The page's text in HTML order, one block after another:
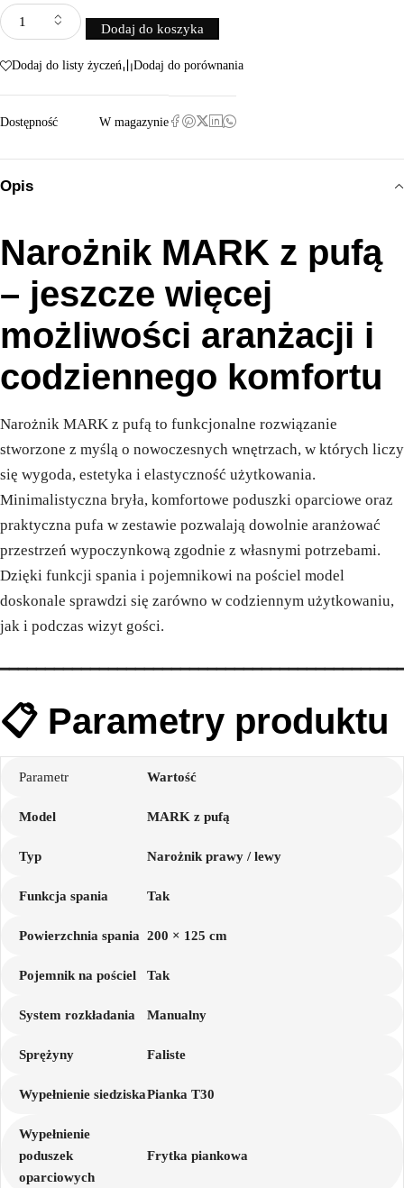
Dodaj do koszyka
Dodaj do listy życzeń Dodaj do porównania
Dostępność W magazynie
Opis
Narożnik MARK z pufą
– jeszcze więcej
możliwości aranżacji i
codziennego komfortu
Narożnik MARK z pufą to funkcjonalne rozwiązanie
stworzone z myślą o nowoczesnych wnętrzach, w których liczy
się wygoda, estetyka i elastyczność użytkowania.
Minimalistyczna bryła, komfortowe poduszki oparciowe oraz
praktyczna pufa w zestawie pozwalają dowolnie aranżować
przestrzeń wypoczynkową zgodnie z własnymi potrzebami.
Dzięki funkcji spania i pojemnikowi na pościel model
doskonale sprawdzi się zarówno w codziennym użytkowaniu,
jak i podczas wizyt gości.
📋 Parametry produktu
Parametr Wartość
Model MARK z pufą
Typ Narożnik prawy / lewy
Funkcja spania Tak
Powierzchnia spania 200 × 125 cm
Pojemnik na pościel Tak
System rozkładania Manualny
Sprężyny Faliste
Wypełnienie siedziskaPianka T30
Wypełnienie
poduszek
oparciowych
Frytka piankowa